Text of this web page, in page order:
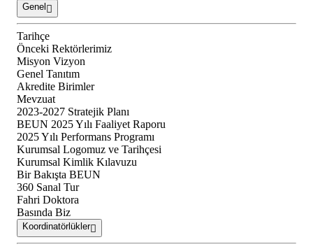
Genel
Tarihçe
Önceki Rektörlerimiz
Misyon Vizyon
Genel Tanıtım
Akredite Birimler
Mevzuat
2023-2027 Stratejik Planı
BEUN 2025 Yılı Faaliyet Raporu
2025 Yılı Performans Programı
Kurumsal Logomuz ve Tarihçesi
Kurumsal Kimlik Kılavuzu
Bir Bakışta BEUN
360 Sanal Tur
Fahri Doktora
Basında Biz
Koordinatörlükler